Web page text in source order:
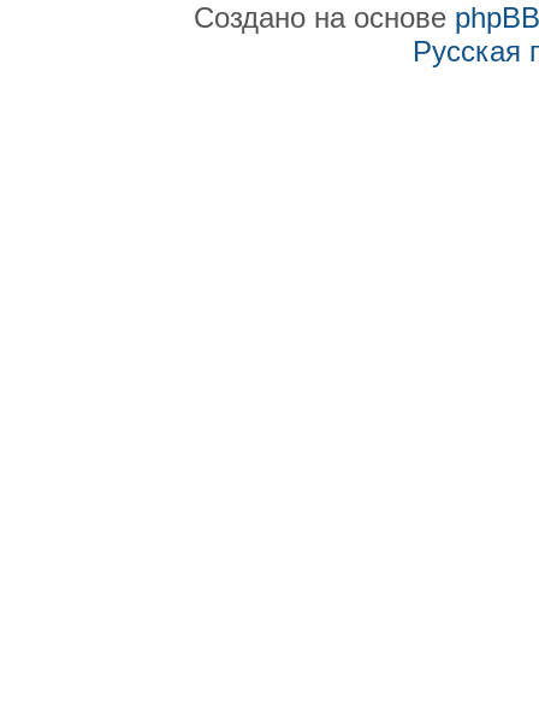
Создано на основе phpBB
Русская